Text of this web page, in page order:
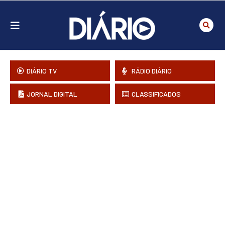
DIÁRIO TV RÁDIO DIÁRIO
JORNAL DIGITAL CLASSIFICADOS